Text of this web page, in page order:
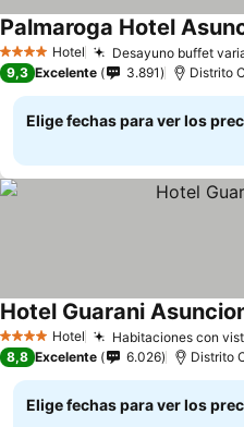
4 EstrellasHotel Desayuno buffet
9,3 Excelente 3.891 Distrito
Elige fechas para ver los
4 EstrellasHotel Habitaciones con
Hotel Guarani
8,8 Excelente 6.026 Distrito
Elige fechas para ver los